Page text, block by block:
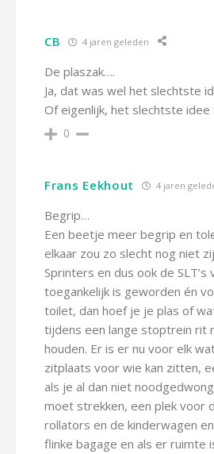
CB 4 jaren geleden
De plaszak….
Ja, dat was wel het slechtste
Of eigenlijk, het slechtste
0
Frans Eekhout 4 jaren
Begrip…
Een beetje meer begrip en
elkaar zou zo slecht nog niet
Sprinters en dus ook de
toegankelijk is geworden én
toilet, dan hoef je je plas of
tijdens een lange stoptrein rit
houden. Er is er nu voor elk
zitplaats voor wie kan zitten,
als je al dan niet
moet strekken, een plek voor
rollators en de kinderwagen
flinke bagage en als er ruimte